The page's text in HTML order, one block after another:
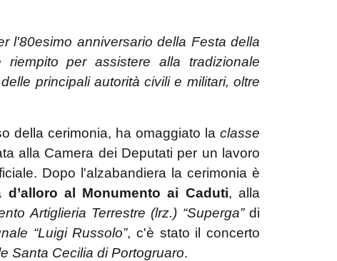
l'80esimo anniversario della Festa della
per assistere alla tradizionale
principali autorità civili e militari, oltre
della cerimonia, ha omaggiato la classe
alla Camera dei Deputati per un lavoro
Dopo l'alzabandiera la cerimonia è
al Monumento ai Caduti, alla
Artiglieria Terrestre (lrz.) “Superga”di
“Luigi Russolo”, c'è stato il concerto
Santa Cecilia di Portogruaro.